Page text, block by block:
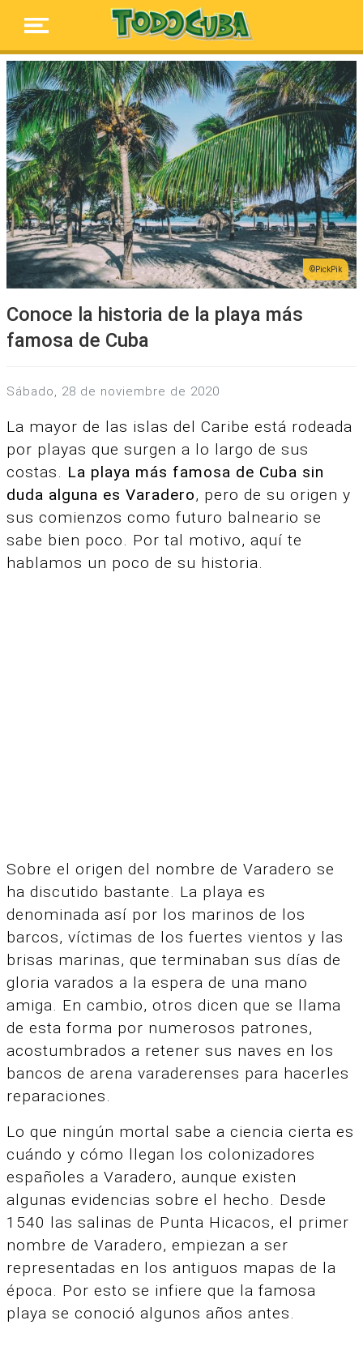
PickPik
Conoce la historia de la playa más
famosa de Cuba
sábado, 28 de noviembre de 2020
La mayor de las islas del Caribe está rodeada
por playas que surgen a lo largo de sus
costas. La playa más famosa de Cuba sin
duda alguna es Varadero, pero de su origen y
sus comienzos como futuro balneario se
sabe bien poco. Por tal motivo, aquí te
hablamos un poco de su historia.
Sobre el origen del nombre de Varadero se
ha discutido bastante. La playa es
denominada así por los marinos de los
barcos, víctimas de los fuertes vientos y las
brisas marinas, que terminaban sus días de
gloria varados a la espera de una mano
amiga. En cambio, otros dicen que se llama
de esta forma por numerosos patrones,
acostumbrados a retener sus naves en los
bancos de arena varaderenses para hacerles
reparaciones.
Lo que ningún mortal sabe a ciencia cierta es
cuándo y cómo llegan los colonizadores
españoles a Varadero, aunque existen
algunas evidencias sobre el hecho. Desde
1540 las salinas de Punta Hicacos, el primer
nombre de Varadero, empiezan a ser
representadas en los antiguos mapas de la
época. Por esto se infiere que la famosa
playa se conoció algunos años antes.